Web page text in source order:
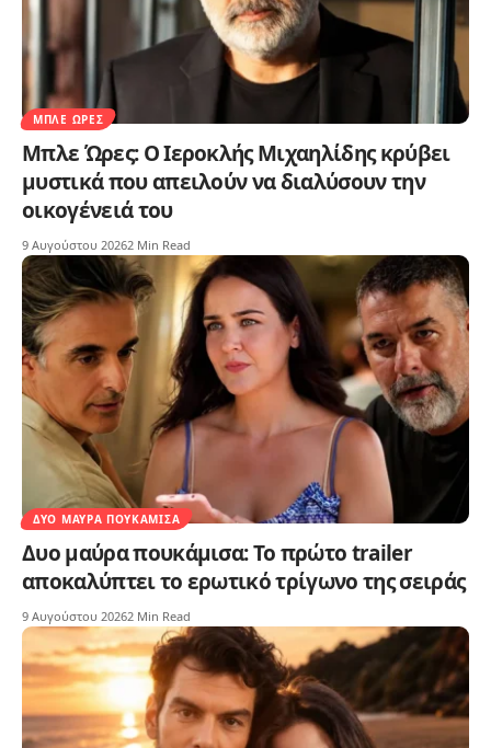
ΜΠΛΕ ΏΡΕΣ
Μπλε Ώρες: Ο Ιεροκλής Μιχαηλίδης κρύβει
μυστικά που απειλούν να διαλύσουν την
οικογένειά του
9 Αυγούστου 20262 Min Read
ΔΥΟ ΜΑΎΡΑ ΠΟΥΚΆΜΙΣΑ
Δυο μαύρα πουκάμισα: Το πρώτο trailer
αποκαλύπτει το ερωτικό τρίγωνο της σειράς
9 Αυγούστου 20262 Min Read